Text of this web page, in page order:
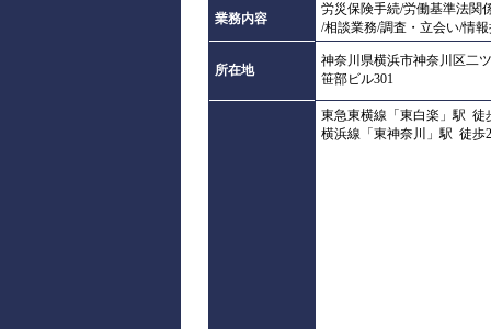
業務内容
労災保険手続/労働基準法関
/相談業務/調査・立会い/情
所在地
神奈川県横浜市神奈川区二
笹部ビル301
東急東横線「東白楽」駅 徒
横浜線「東神奈川」駅 徒歩